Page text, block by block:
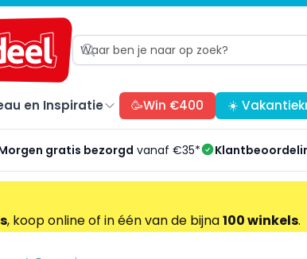
en Inspiratie 🥳Win €400 ☀️
gratis bezorgd vanaf €35*
, koop online of in één van de bijna100 winkels.